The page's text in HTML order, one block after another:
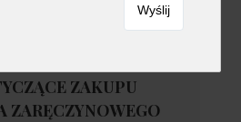
ZAKUPU
ZARĘCZYNOWEGO